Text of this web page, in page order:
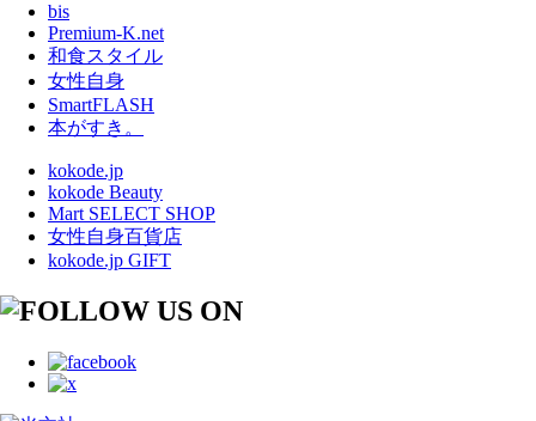
bis
Premium-K.net
和食スタイル
女性自身
SmartFLASH
本がすき。
kokode.jp
kokode Beauty
Mart SELECT SHOP
女性自身百貨店
kokode.jp GIFT